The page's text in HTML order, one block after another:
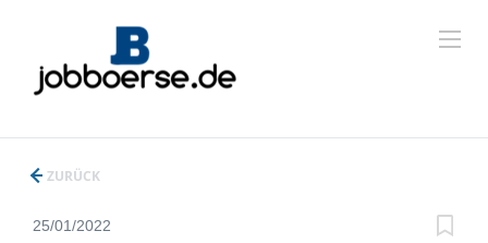
ZURÜCK
25/01/2022